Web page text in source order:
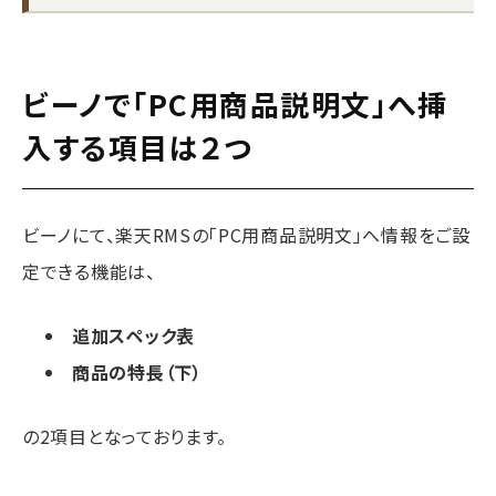
ビーノで「PC用商品説明文」へ挿
入する項目は２つ
ビーノにて、楽天RMSの「PC用商品説明文」へ情報をご設
定できる機能は、
追加スペック表
商品の特長（下）
の2項目となっております。